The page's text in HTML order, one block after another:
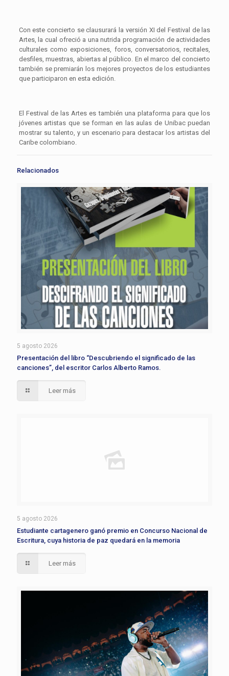
Con este concierto se clausurará la versión XI del Festival de las
Artes, la cual ofreció a una nutrida programación de actividades
culturales como exposiciones, foros, conversatorios, recitales,
desfiles, muestras, abiertas al público. En el marco del concierto
también se premiarán los mejores proyectos de los estudiantes
que participaron en esta edición.
El Festival de las Artes es también una plataforma para que los
jóvenes artistas que se forman en las aulas de Unibac puedan
mostrar su talento, y un escenario para destacar los artistas del
Caribe colombiano.
Relacionados
5 agosto 2026
Presentación del libro “Descubriendo el significado de las
canciones”, del escritor Carlos Alberto Ramos.
Leer más
5 agosto 2026
Estudiante cartagenero ganó premio en Concurso Nacional de
Escritura, cuya historia de paz quedará en la memoria
Leer más